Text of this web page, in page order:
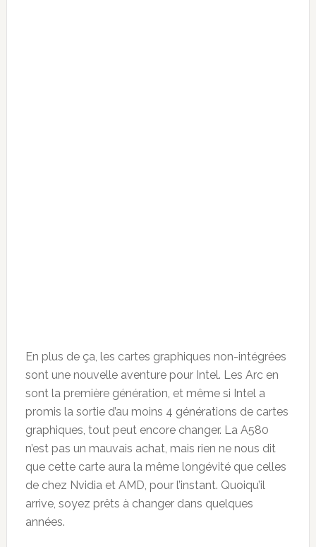
En plus de ça, les cartes graphiques non-intégrées
sont une nouvelle aventure pour Intel. Les Arc en
sont la première génération, et même si Intel a
promis la sortie d’au moins 4 générations de cartes
graphiques, tout peut encore changer. La A580
n’est pas un mauvais achat, mais rien ne nous dit
que cette carte aura la même longévité que celles
de chez Nvidia et AMD, pour l’instant. Quoiqu’il
arrive, soyez prêts à changer dans quelques
années.